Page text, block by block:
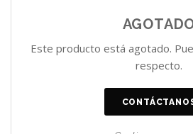
Este producto está agotado.
respecto.